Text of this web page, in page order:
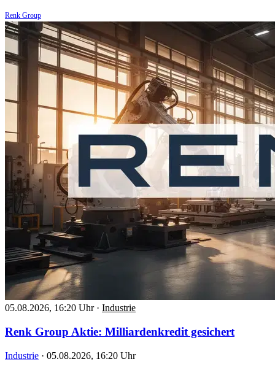
Renk Group
05.08.2026, 16:20 Uhr · Industrie
Renk Group Aktie: Milliardenkredit gesichert
Industrie · 05.08.2026, 16:20 Uhr